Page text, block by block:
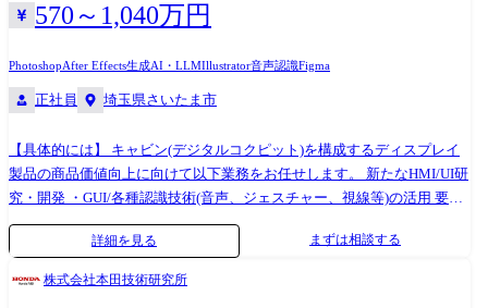
570～1,040万円
PhotoshopAfter Effects生成AI・LLMIllustrator音声認識Figma
正社員 埼玉県さいたま市
【具体的には】 キャビン(デジタルコクピット)を構成するディスプレイ
製品の商品価値向上に向けて以下業務をお任せします。 新たなHMI/UI研
究・開発 ・GUI/各種認識技術(音声、ジェスチャー、視線等)の活用 要求
仕様への落とし込み ・お客様のニーズとメンタルモデル(インサイト/潜
在ニーズなど)の把握 ・上記内容や、世の中の技術トレンド、車の機能を
踏まえた、要求仕様への落とし込み ・人の特性研究、モックアップを用
詳細を見る まずは相談する
株式会社本田技術研究所